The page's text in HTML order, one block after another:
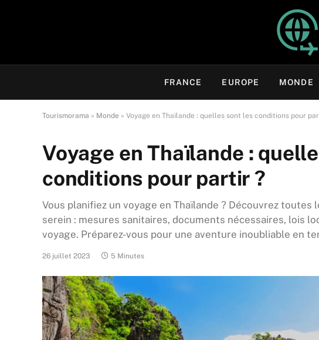
FRANCE EUROPE MONDE
Tourismorama » Monde » Voyage en Thaïlande : quelles sont les conditions pour
Voyage en Thaïlande :
conditions pour partir ?
Vous planifiez un voyage en Thaïlande ? Découvrez
serein : mesures sanitaires, documents nécessaires, lois
voyage. Préparez-vous pour une aventure inoubliable en
26 juillet 2023 5 Minutes